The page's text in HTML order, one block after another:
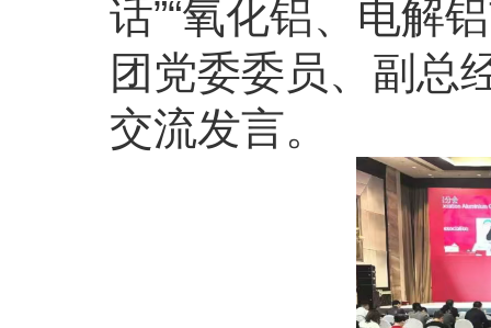
话”“氧化铝、电解
团党委委员、副总
交流发言。